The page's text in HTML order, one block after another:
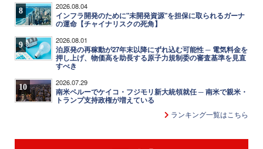
8 2026.08.04
インフラ開発のために"未開発資源"を担保に取られるガーナ
の運命【チャイナリスクの死角】
9 2026.08.01
泊原発の再稼動が27年末以降にずれ込む可能性 ─ 電気料金を
押し上げ、物価高を助長する原子力規制委の審査基準を見直
すべき
10 2026.07.29
南米ペルーでケイコ・フジモリ新大統領就任 ─ 南米で親米・
トランプ支持政権が増えている
ランキング一覧はこちら